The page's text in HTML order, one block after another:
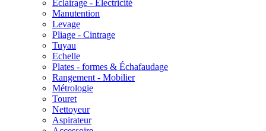
Eclairage - Electricité
Manutention
Levage
Pliage - Cintrage
Tuyau
Echelle
Plates - formes & Échafaudage
Rangement - Mobilier
Métrologie
Touret
Nettoyeur
Aspirateur